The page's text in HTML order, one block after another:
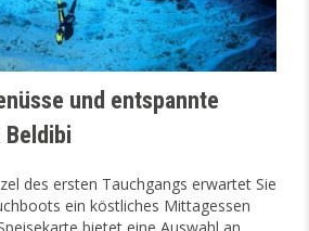
und entspannte
des ersten Tauchgangs erwartet Sie
ein köstliches Mittagessen